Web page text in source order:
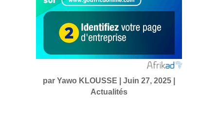
par Yawo KLOUSSE Juin 27, 2025|
Actualités